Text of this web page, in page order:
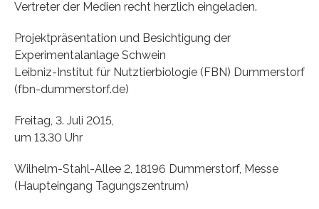
Vertreter der Medien recht herzlich eingeladen.
Projektpräsentation und Besichtigung der
Experimentalanlage Schwein
Leibniz-Institut für Nutztierbiologie (FBN) Dummerstorf
(fbn-dummerstorf.de)
Freitag, 3. Juli 2015,
um 13.30 Uhr
Wilhelm-Stahl-Allee 2, 18196 Dummerstorf, Messe
(Haupteingang Tagungszentrum)